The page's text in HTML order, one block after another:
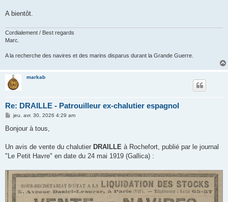
A bientôt.
Cordialement / Best regards
Marc.
A la recherche des navires et des marins disparus durant la Grande Guerre.
markab
Re: DRAILLE - Patrouilleur ex-chalutier espagnol
M
s
g
jeu. avr. 30, 2026 4:29 am
Bonjour à tous,
Un avis de vente du chalutier DRAILLE à Rochefort, publié par le journal
"Le Petit Havre" en date du 24 mai 1919 (Gallica) :